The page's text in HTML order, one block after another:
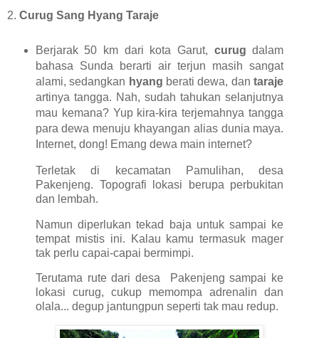
2. Curug Sang Hyang Taraje
Berjarak 50 km dari kota Garut, curug dalam
bahasa Sunda berarti air terjun masih sangat
alami, sedangkan hyang berati dewa, dantaraje
artinya tangga. Nah, sudah tahukan selanjutnya
mau kemana? Yup kira-kira terjemahnya tangga
para dewa menuju khayangan alias dunia maya.
Internet, dong! Emang dewa main internet?
Terletak di kecamatan Pamulihan, desa
Pakenjeng. Topografi lokasi berupa perbukitan
dan lembah.
Namun diperlukan tekad baja untuk sampai ke
tempat mistis ini. Kalau kamu termasuk mager
tak perlu capai-capai bermimpi.
Terutama rute dari desa Pakenjeng sampai ke
lokasi curug, cukup memompa adrenalin dan
olala... degup jantungpun seperti tak mau redup.